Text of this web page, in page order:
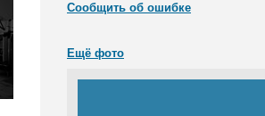
Сообщить об ошибке
Ещё фото